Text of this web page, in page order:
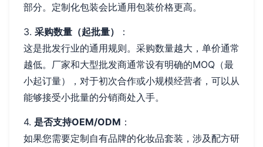
部分。定制化包装会比通用包装价格更高。
3. 采购数量（起批量）
：
这是批发行业的通用规则。采购数量越大，单价通常
越低。厂家和大型批发商通常设有明确的MOQ（最
小起订量），对于初次合作或小规模经营者，可以从
能够接受小批量的分销商处入手。
4. 是否支持OEM/ODM ：
如果您需要定制自有品牌的化妆品套装，涉及配方研